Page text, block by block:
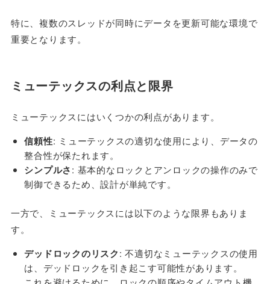
特に、複数のスレッドが同時にデータを更新可能な環境で
重要となります。
ミューテックスの利点と限界
ミューテックスにはいくつかの利点があります。
信頼性: ミューテックスの適切な使用により、データの
整合性が保たれます。
シンプルさ: 基本的なロックとアンロックの操作のみで
制御できるため、設計が単純です。
一方で、ミューテックスには以下のような限界もありま
す。
デッドロックのリスク: 不適切なミューテックスの使用
は、デッドロックを引き起こす可能性があります。